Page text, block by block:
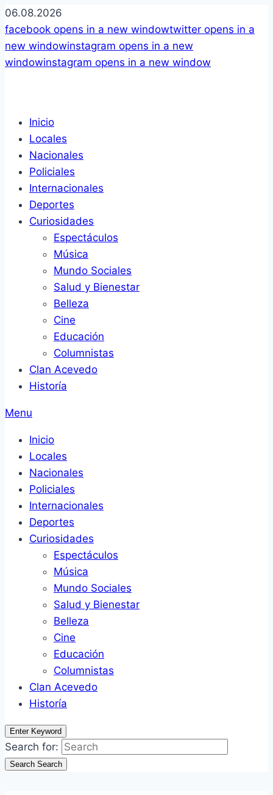
06.08.2026
facebook opens in a new windowtwitter opens in a
new windowinstagram opens in a new
windowinstagram opens in a new window
Inicio
Locales
Nacionales
Policiales
Internacionales
Deportes
Curiosidades
Espectáculos
Música
Mundo Sociales
Salud y Bienestar
Belleza
Cine
Educación
Columnistas
Clan Acevedo
Historía
Menu
Inicio
Locales
Nacionales
Policiales
Internacionales
Deportes
Curiosidades
Espectáculos
Música
Mundo Sociales
Salud y Bienestar
Belleza
Cine
Educación
Columnistas
Clan Acevedo
Historía
Enter Keyword
Search for:
Search Search